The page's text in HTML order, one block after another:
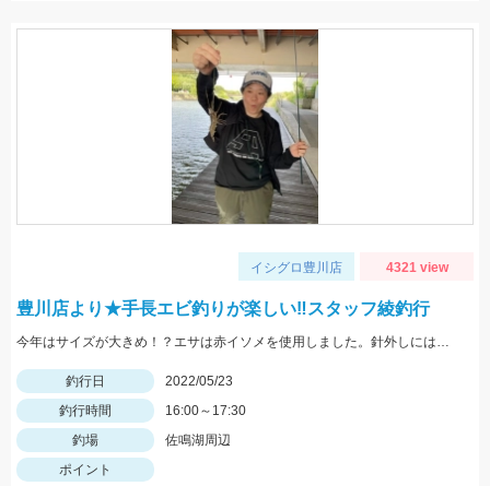
イシグロ豊川店 4321 view
豊川店より★手長エビ釣りが楽しい‼スタッフ綾釣行
今年はサイズが大きめ！？エサは赤イソメを使用しました。針外しにはフォーセップがあると鋏まれずにすみますよ！
釣行日
2022/05/23
釣行時間
16:00～17:30
釣場
佐鳴湖周辺
ポイント